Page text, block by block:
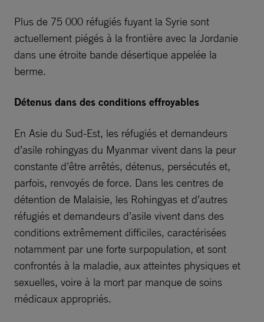
Plus de 75 000 réfugiés fuyant la Syrie sont
actuellement piégés à la frontière avec la Jordanie
dans une étroite bande désertique appelée la
berme.
Détenus dans des conditions effroyables
En Asie du Sud-Est, les réfugiés et demandeurs
d’asile rohingyas du Myanmar vivent dans la peur
constante d’être arrêtés, détenus, persécutés et,
parfois, renvoyés de force. Dans les centres de
détention de Malaisie, les Rohingyas et d’autres
réfugiés et demandeurs d’asile vivent dans des
conditions extrêmement difficiles, caractérisées
notamment par une forte surpopulation, et sont
confrontés à la maladie, aux atteintes physiques et
sexuelles, voire à la mort par manque de soins
médicaux appropriés.